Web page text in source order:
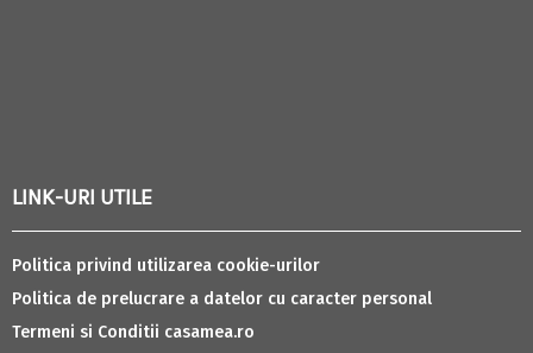
LINK-URI UTILE
Politica privind utilizarea cookie-urilor
Politica de prelucrare a datelor cu caracter personal
Termeni si Conditii casamea.ro